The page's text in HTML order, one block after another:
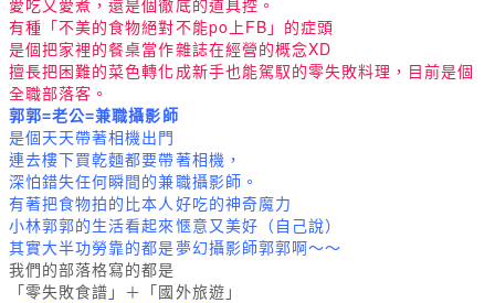
有種「不美的食物絕對不能po上FB」的症頭
是個把家裡的餐桌當作雜誌在經營的概念XD
擅長把困難的菜色轉化成新手也能駕馭的零失敗料理，目前是個
全職部落客。
郭郭=老公=兼職攝影師
是個天天帶著相機出門
連去樓下買乾麵都要帶著相機，
深怕錯失任何瞬間的兼職攝影師。
有著把食物拍的比本人好吃的神奇魔力
小林郭郭的生活看起來愜意又美好（自己說）
其實大半功勞靠的都是夢幻攝影師郭郭啊～～
我們的部落格寫的都是
「零失敗食譜」＋「國外旅遊」